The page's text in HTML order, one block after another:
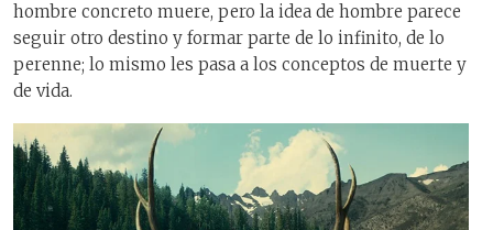
hombre concreto muere, pero la idea de hombre parece
seguir otro destino y formar parte de lo infinito, de lo
perenne; lo mismo les pasa a los conceptos de muerte y
de vida.